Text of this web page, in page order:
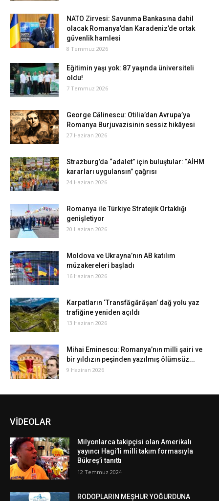
NATO Zirvesi: Savunma Bankasına dahil
olacak Romanya’dan Karadeniz’de ortak
güvenlik hamlesi
8 Temmuz 2026
Eğitimin yaşı yok: 87 yaşında üniversiteli
oldu!
7 Temmuz 2026
George Călinescu: Otilia’dan Avrupa’ya
Romanya Burjuvazisinin sessiz hikâyesi
27 Haziran 2026
Strazburg’da “adalet” için buluştular: “AİHM
kararları uygulansın” çağrısı
24 Haziran 2026
Romanya ile Türkiye Stratejik Ortaklığı
genişletiyor
20 Haziran 2026
Moldova ve Ukrayna’nın AB katılım
müzakereleri başladı
16 Haziran 2026
Karpatların ‘Transfăgărăşan’ dağ yolu yaz
trafiğine yeniden açıldı
13 Haziran 2026
Mihai Eminescu: Romanya’nın milli şairi ve
bir yıldızın peşinden yazılmış ölümsüz...
9 Haziran 2026
VİDEOLAR
Milyonlarca takipçisi olan Amerikalı
yayıncı Hagi’li milli takım formasıyla
Bükreş’i tanıttı
12 Temmuz 2024
RODOPLARIN MEŞHUR YOĞURDUNA